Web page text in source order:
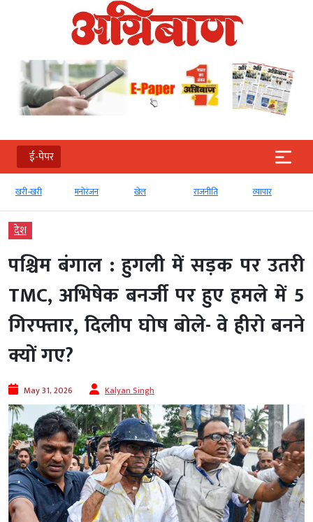
ई-पेपर
खरी-खरी मनोरंजन खेल राजनीति व्‍यापार
देश
पश्चिम बंगाल : हुगली में सड़क पर उतरी
TMC, अभिषेक बनर्जी पर हुए हमले में 5
गिरफ्तार, दिलीप घोष बोले- वे हीरो बनने
क्यों गए?
May 31, 2026 Kalyan Singh